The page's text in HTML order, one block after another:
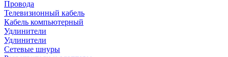
Провода
Телевизионный кабель
Кабель компьютерный
Удлинители
Удлинители
Сетевые шнуры